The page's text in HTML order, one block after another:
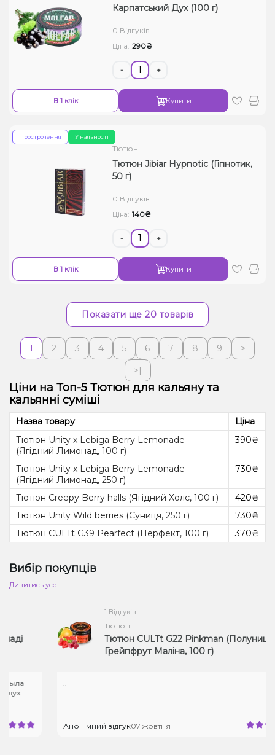
Карпатський Дух (100 г)
0 Відгуків
Ціна: 290₴
- +
В 1 клік Купити
У наявності
Прострочення
Тютюн
Тютюн Jibiar Hypnotic (Гіпнотик,
50 г)
0 Відгуків
Ціна: 140₴
- +
В 1 клік Купити
Показати ще 20 товарів
1 2 3 4 5 6 7 8 9
>
>|
Ціни на Топ-5 Тютюн для кальяну та
кальянні суміші
Назва товару
Ціна
Тютюн Unity x Lebiga Berry Lemonade
(Ягідний Лимонад, 100 г)
390₴
Тютюн Unity x Lebiga Berry Lemonade
(Ягідний Лимонад, 250 г)
730₴
Тютюн Creepy Berry halls (Ягідний Холс, 100 г)
420₴
Тютюн Unity Wild berries (Суниця, 250 г)
730₴
Тютюн CULTt G39 Pearfect (Перфект, 100 г)
370₴
Вибір покупців
Дивитись усе
1 Відгуків
Тютюн
Тютюн CULTt G22 Pinkman (Полуниця
Грейпфрут Маліна, 100 г)
Анонімний відгук07 жовтня